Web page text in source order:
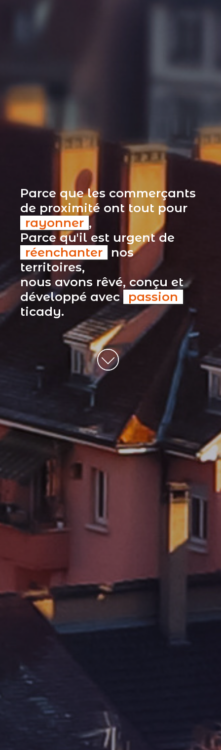
Parce que les commerçants
de proximité ont tout pour
rayonner ,
Parce qu'il est urgent de
réenchanter
nos
territoires,
nous avons rêvé, conçu et
développé avec passion
ticady.